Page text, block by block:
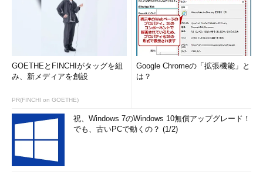
GOETHEとFINCHIがタッグを組
み、新メディアを創設
PR(FINCHI on GOETHE)
Google Chromeの「拡張機能」と
は？
祝、Windows 7のWindows 10無償アップグレード！
でも、古いPCで動くの？ (1/2)